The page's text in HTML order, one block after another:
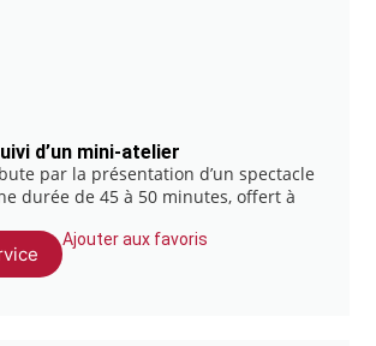
d’un mini-atelier
par la présentation d’un spectacle
durée de 45 à 50 minutes, offert à
Ajouter aux favoris